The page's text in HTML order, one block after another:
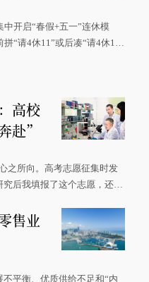
开启“春假+五一”连休模
“请4休11”或后凑“请4休1
高校
赴”
之所向。高考志愿征集时发
后我填报了这个志愿，还真
的录取通知书。
售业
平衡、优质供给不足和“内